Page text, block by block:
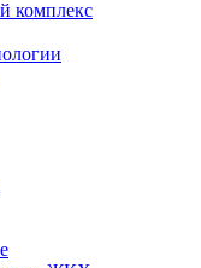
комплекс